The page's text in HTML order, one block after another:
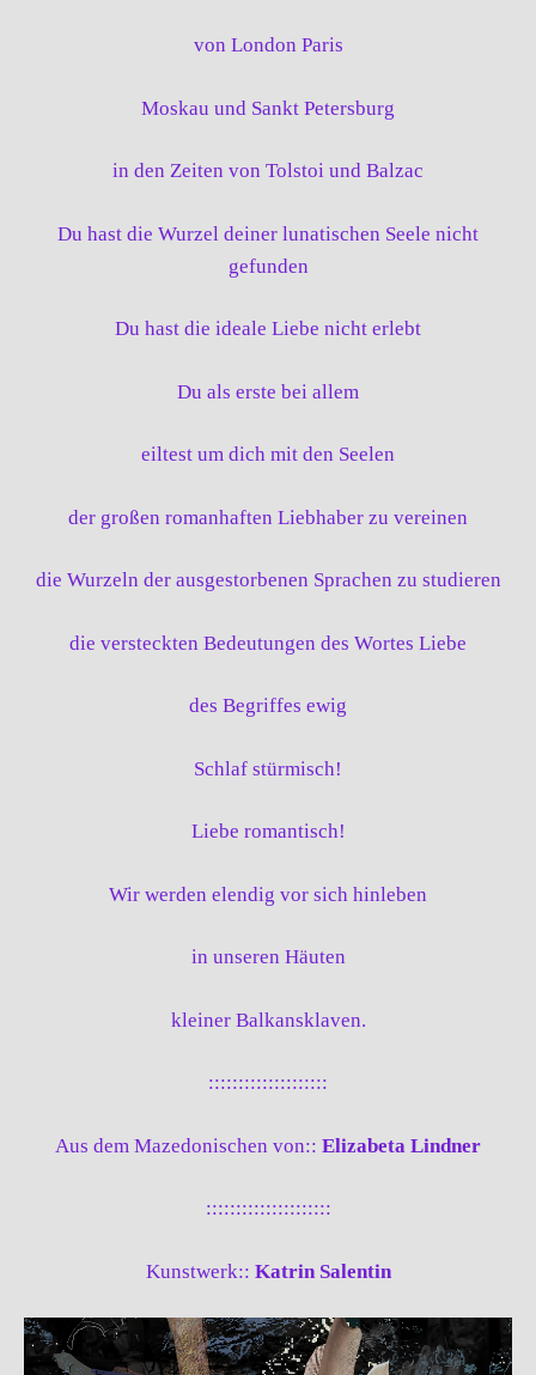
von London Paris
Moskau und Sankt Petersburg
in den Zeiten von Tolstoi und Balzac
Du hast die Wurzel deiner lunatischen Seele nicht
gefunden
Du hast die ideale Liebe nicht erlebt
Du als erste bei allem
eiltest um dich mit den Seelen
der großen romanhaften Liebhaber zu vereinen
die Wurzeln der ausgestorbenen Sprachen zu studieren
die versteckten Bedeutungen des Wortes Liebe
des Begriffes ewig
Schlaf stürmisch!
Liebe romantisch!
Wir werden elendig vor sich hinleben
in unseren Häuten
kleiner Balkansklaven.
::::::::::::::::::::
Aus dem Mazedonischen von:: Elizabeta Lindner
:::::::::::::::::::::
Kunstwerk:: Katrin Salentin